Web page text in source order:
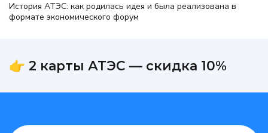
История АТЭС: как родилась идея и была реализована в
формате экономического форум
👉 2 карты АТЭС — скидка 10%